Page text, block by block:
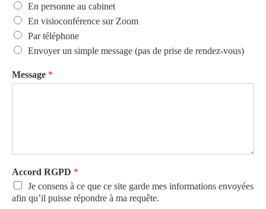
En personne au cabinet
En visioconférence sur Zoom
Par téléphone
Envoyer un simple message (pas de prise de rendez-vous)
Message *
Accord RGPD *
Je consens à ce que ce site garde mes informations envoyées
afin qu’il puisse répondre à ma requête.